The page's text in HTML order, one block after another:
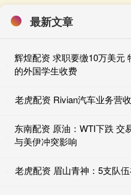
最新文章
辉煌配资 求职要缴10万美元
的外国学生收费
老虎配资 Rivian汽车业务营
东南配资 原油：WTI下跌 交
与美伊冲突影响
老虎配资 眉山青神：5支队